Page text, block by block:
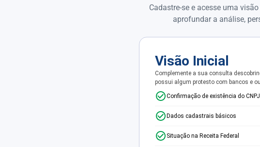
Cadastre-se e acesse uma
aprofundar a análise,
Visão Inicial
Complemente a sua consulta
possui algum protesto com bancos e
Confirmação de existência do CNPJ
Dados cadastrais básicos
Situação na Receita Federal